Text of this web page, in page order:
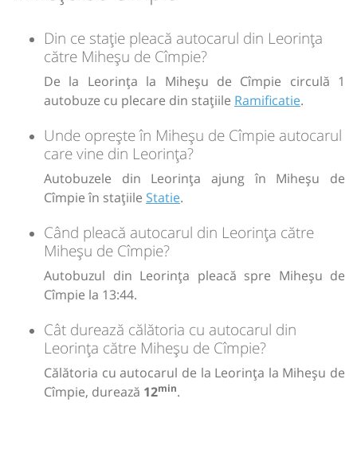
Din ce stație pleacă autocarul din Leorința
către Miheșu de Cîmpie?
De la Leorința la Miheșu de Cîmpie circulă 1
autobuze cu plecare din stațiile Ramificatie.
Unde oprește în Miheșu de Cîmpie autocarul
care vine din Leorința?
Autobuzele din Leorința ajung în Miheșu de
Cîmpie în stațiile Statie.
Când pleacă autocarul din Leorința către
Miheșu de Cîmpie?
Autobuzul din Leorința pleacă spre Miheșu de
Cîmpie la 13:44.
Cât durează călătoria cu autocarul din
Leorința către Miheșu de Cîmpie?
Călătoria cu autocarul de la Leorința la Miheșu de
Cîmpie, durează 12min.